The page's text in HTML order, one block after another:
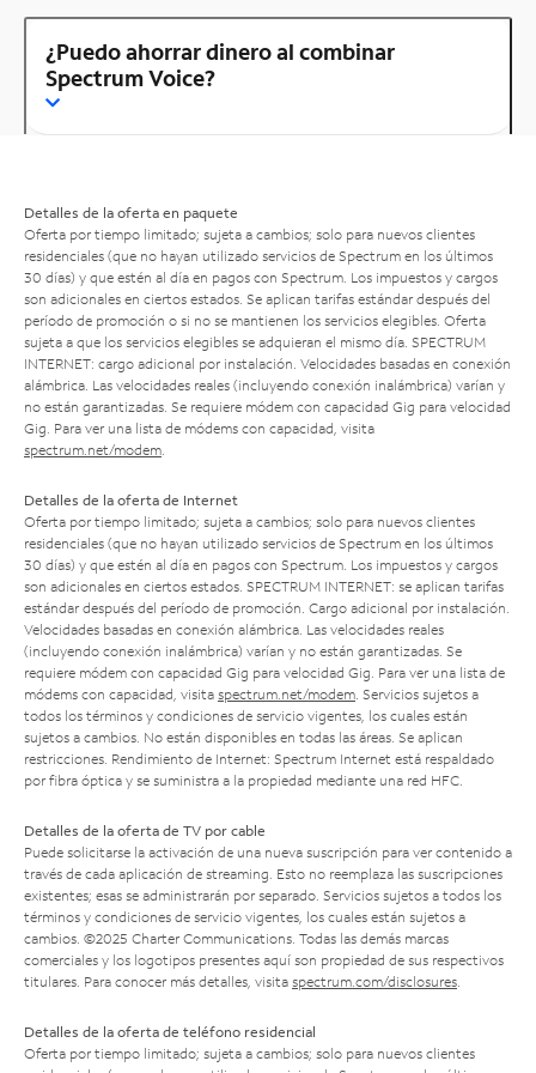
¿Puedo ahorrar dinero al combinar
Spectrum Voice?
Detalles de la oferta en paquete
Oferta por tiempo limitado; sujeta a cambios; solo para nuevos clientes
residenciales (que no hayan utilizado servicios de Spectrum en los últimos
30 días) y que estén al día en pagos con Spectrum. Los impuestos y cargos
son adicionales en ciertos estados. Se aplican tarifas estándar después del
período de promoción o si no se mantienen los servicios elegibles. Oferta
sujeta a que los servicios elegibles se adquieran el mismo día. SPECTRUM
INTERNET: cargo adicional por instalación. Velocidades basadas en conexión
alámbrica. Las velocidades reales (incluyendo conexión inalámbrica) varían y
no están garantizadas. Se requiere módem con capacidad Gig para velocidad
Gig. Para ver una lista de módems con capacidad, visita
spectrum.net/modem
Detalles de la oferta de Internet
Oferta por tiempo limitado; sujeta a cambios; solo para nuevos clientes
residenciales (que no hayan utilizado servicios de Spectrum en los últimos
30 días) y que estén al día en pagos con Spectrum. Los impuestos y cargos
son adicionales en ciertos estados. SPECTRUM INTERNET: se aplican tarifas
estándar después del período de promoción. Cargo adicional por instalación.
Velocidades basadas en conexión alámbrica. Las velocidades reales
(incluyendo conexión inalámbrica) varían y no están garantizadas. Se
requiere módem con capacidad Gig para velocidad Gig. Para ver una lista de
módems con capacidad, visita spectrum.net/modem . Servicios sujetos a
todos los términos y condiciones de servicio vigentes, los cuales están
sujetos a cambios. No están disponibles en todas las áreas. Se aplican
restricciones. Rendimiento de Internet: Spectrum Internet está respaldado
por fibra óptica y se suministra a la propiedad mediante una red HFC.
Detalles de la oferta de TV por cable
Puede solicitarse la activación de una nueva suscripción para ver contenido a
través de cada aplicación de streaming. Esto no reemplaza las suscripciones
existentes; esas se administrarán por separado. Servicios sujetos a todos los
términos y condiciones de servicio vigentes, los cuales están sujetos a
cambios. ©2025 Charter Communications. Todas las demás marcas
comerciales y los logotipos presentes aquí son propiedad de sus respectivos
titulares. Para conocer más detalles, visita spectrum.com/disclosures
Detalles de la oferta de teléfono residencial
Oferta por tiempo limitado; sujeta a cambios; solo para nuevos clientes